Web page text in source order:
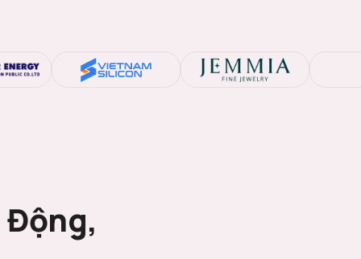
Động,